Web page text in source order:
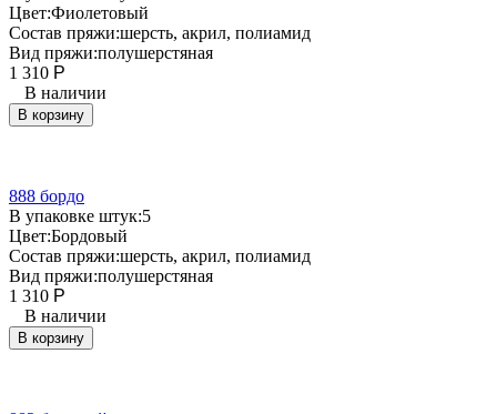
Цвет:Фиолетовый
Состав пряжи:шерсть, акрил, полиамид
Вид пряжи:полушерстяная
1 310 Р
В наличии
В корзину
888 бордо
В упаковке штук:5
Цвет:Бордовый
Состав пряжи:шерсть, акрил, полиамид
Вид пряжи:полушерстяная
1 310 Р
В наличии
В корзину